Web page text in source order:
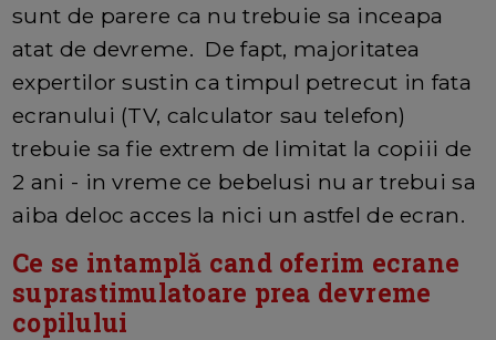
sunt de parere ca nu trebuie sa inceapa
atat de devreme. De fapt, majoritatea
expertilor sustin ca timpul petrecut in fata
ecranului (TV, calculator sau telefon)
trebuie sa fie extrem de limitat la copiii de
2 ani - in vreme ce bebelusi nu ar trebui sa
aiba deloc acces la nici un astfel de ecran.
Ce se intamplă cand oferim ecrane
suprastimulatoare prea devreme
copilului